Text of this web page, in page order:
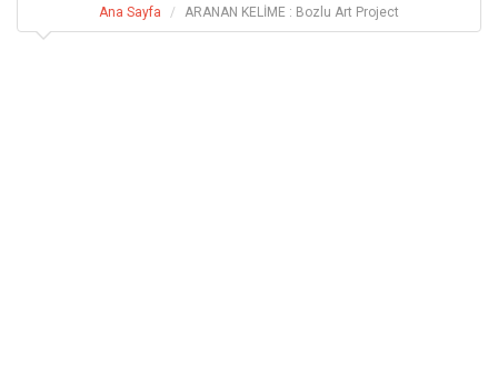
Ana Sayfa ARANAN KELİME : Bozlu Art Project